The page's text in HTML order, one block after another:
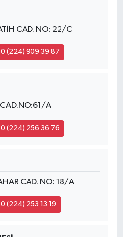
CAD. NO: 22/C
0 (224) 909 39 87
A
0 (224) 256 36 76
CAD. NO: 18/A
0 (224) 253 13 19